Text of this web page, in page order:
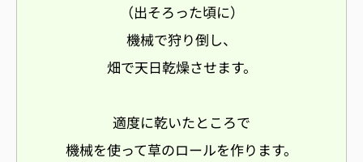
（出そろった頃に）
機械で狩り倒し、
畑で天日乾燥させます。
適度に乾いたところで
機械を使って草のロールを作ります。